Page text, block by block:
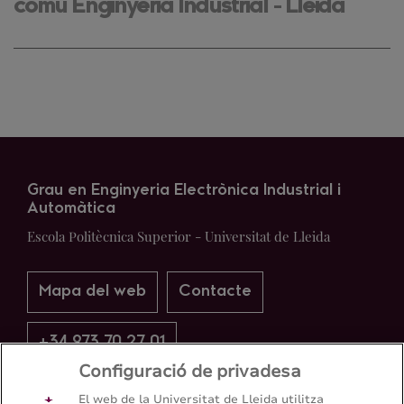
comú Enginyeria Industrial - Lleida
Grau en Enginyeria Electrònica Industrial i
Automàtica
Escola Politècnica Superior - Universitat de Lleida
Mapa del web Contacte
+34 973 70 27 01
Configuració de privadesa
El web de la Universitat de Lleida utilitza